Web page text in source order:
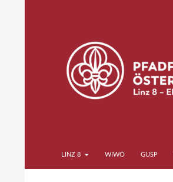
Pfadfinder*innen Linz 8
LINZ 8 WIWÖ GUSP